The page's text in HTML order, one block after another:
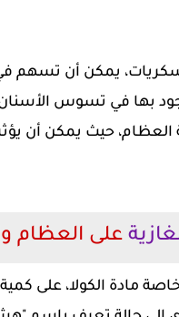
يمكن أن تسهم
بها في تسوس
العظام، حيث يمكن أن
على العظام
مادة الكولا، على